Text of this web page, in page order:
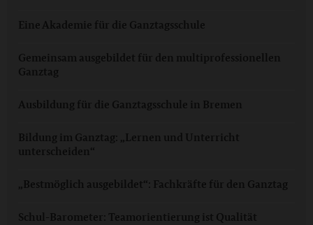
Eine Akademie für die Ganztagsschule
Gemeinsam ausgebildet für den multiprofessionellen
Ganztag
Ausbildung für die Ganztagsschule in Bremen
Bildung im Ganztag: „Lernen und Unterricht
unterscheiden“
„Bestmöglich ausgebildet“: Fachkräfte für den Ganztag
Schul-Barometer: Teamorientierung ist Qualität